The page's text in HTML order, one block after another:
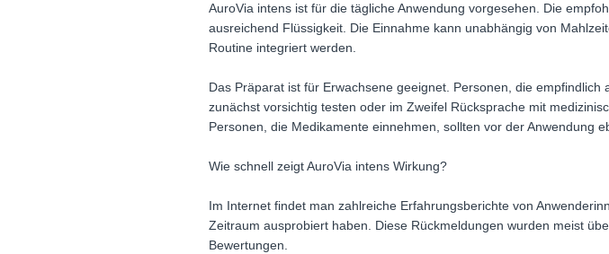
AuroVia intens ist für die tägliche Anwendung vorgesehen. Die
ausreichend Flüssigkeit. Die Einnahme kann unabhängig von
Routine integriert werden.
Das Präparat ist für Erwachsene geeignet. Personen, die
zunächst vorsichtig testen oder im Zweifel Rücksprache mit
Personen, die Medikamente einnehmen, sollten vor der Anwendung
Wie schnell zeigt AuroVia intens Wirkung?
Im Internet findet man zahlreiche Erfahrungsberichte von
Zeitraum ausprobiert haben. Diese Rückmeldungen wurden meist
Bewertungen.